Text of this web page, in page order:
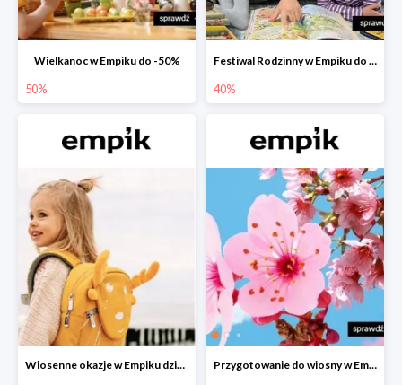
Wielkanoc w Empiku do -50%
50%
Festiwal Rodzinny w Empiku do -40%
40%
Wiosenne okazje w Empiku dziecko w podróży do -40% Przygotowanie do wiosny w Empiku - setki produktów do -50%